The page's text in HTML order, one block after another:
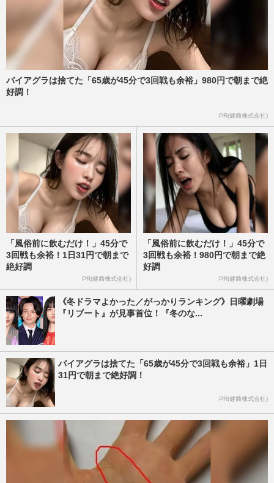
NHK『トリセツショー』で話題「疲れの
原因は隠れ貧血かも」疲労を溜めない鉄＆
たんぱく質“レシピ5選”
週刊女性2026年5月12日・19日号
《フライパン1つで完成“ワンパン”パスタ
バイアグラは捨てた「65歳が45分で3回戦も余裕」980円で朝まで絶
好調！
PR(健商株式会社)
「風俗前に飲むだけ！」45分で
3回戦も余裕！1日31円で朝まで
絶好調
PR(健商株式会社)
「風俗前に飲むだけ！」45分で
3回戦も余裕！980円で朝まで絶
好調
PR(健商株式会社)
《冬ドラマよかった／がっかりランキング》日曜劇場
『リブート』が見事首位！『冬のな...
バイアグラは捨てた「65歳が45分で3回戦も余裕」1日
31円で朝まで絶好調！
PR(健商株式会社)